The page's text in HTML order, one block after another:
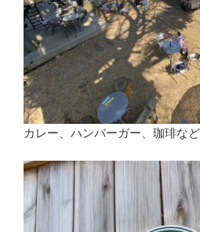
カレー、ハンバーガー、珈琲な